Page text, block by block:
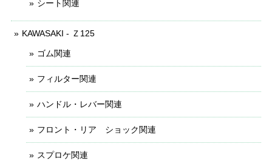
シート関連
KAWASAKI - Ｚ125
ゴム関連
フィルター関連
ハンドル・レバー関連
フロント・リア ショック関連
スプロケ関連